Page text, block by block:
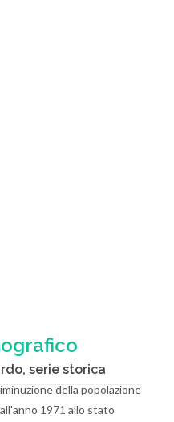
serie storica
della popolazione
1971 allo stato